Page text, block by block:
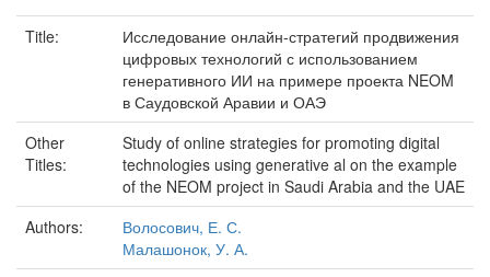
Title:
Исследование онлайн-стратегий продвижения
цифровых технологий с использованием
генеративного ИИ на примере проекта NEOM
в Саудовской Аравии и ОАЭ
Other
Titles:
Study of online strategies for promoting digital
technologies using generative al on the example
of the NEOM project in Saudi Arabia and the UAE
Authors:
Волосович, Е. С.
Малашонок, У. А.